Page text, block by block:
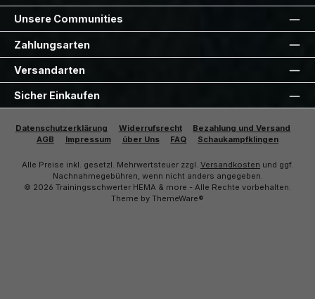
Unsere Communities
Zahlungsarten
Versandarten
Sicher Einkaufen
Datenschutzerklärung Widerrufsrecht
Bezahlung und Versand
AGB
Impressum über Uns FAQ Schaukampfklingen
Alle Preise inkl. gesetzl. Mehrwertsteuer zzgl. Versandkosten und ggf.
Nachnahmegebühren, wenn nicht anders angegeben.
© 2026 Trainingsschwerter HEMA & more - Alle Rechte vorbehalten.
Theme by ThemeWare®